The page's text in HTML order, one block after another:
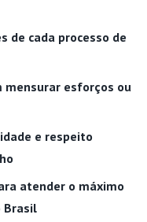
de cada processo de
mensurar esforços ou
e respeito
atender o máximo
Brasil